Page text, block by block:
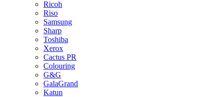
Ricoh
Riso
Samsung
Sharp
Toshiba
Xerox
Cactus PR
Colouring
G&G
GalaGrand
Katun